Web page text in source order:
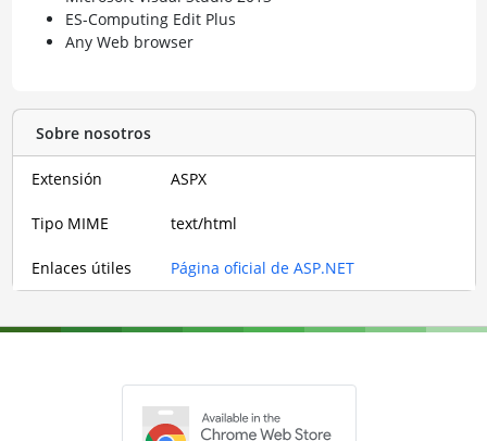
ES-Computing Edit Plus
Any Web browser
Sobre nosotros
Extensión ASPX
Tipo MIME text/html
Enlaces útiles Página oficial de ASP.NET